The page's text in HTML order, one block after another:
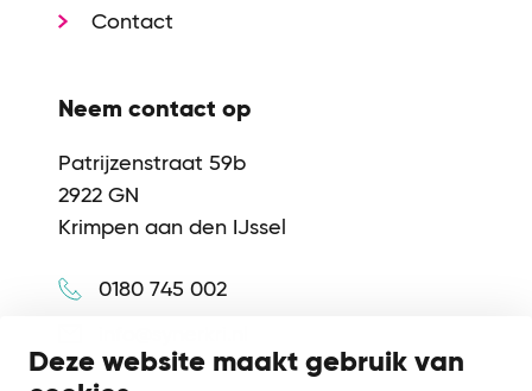
Deze website maakt gebruik van
Contact
Neem contact op
Patrijzenstraat 59b
2922 GN
Krimpen aan den IJssel
0180 745 002